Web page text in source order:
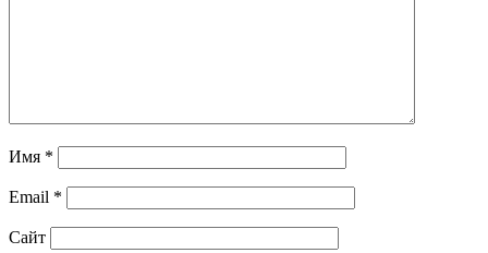
Имя *
Email *
Сайт